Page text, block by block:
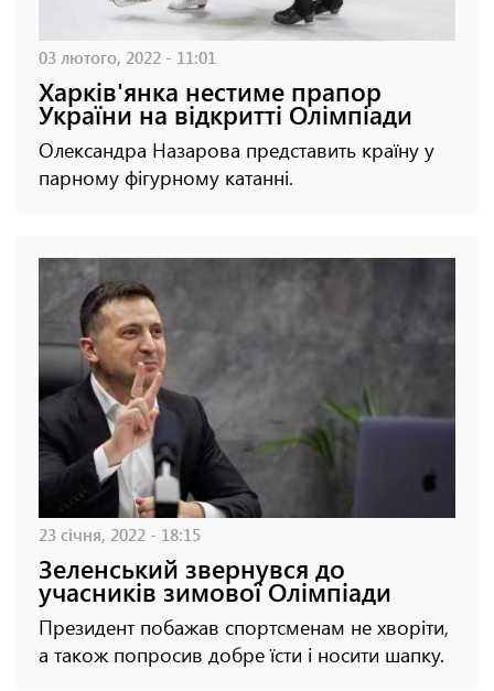
03 лютого, 2022 - 11:01
Харків'янка нестиме прапор
України на відкритті Олімпіади
Олександра Назарова представить країну у
парному фігурному катанні.
23 січня, 2022 - 18:15
Зеленський звернувся до
учасників зимової Олімпіади
Президент побажав спортсменам не хворіти,
а також попросив добре їсти і носити шапку.